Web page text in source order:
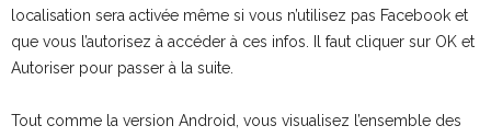
localisation sera activée même si vous n’utilisez pas Facebook et
que vous l’autorisez à accéder à ces infos. Il faut cliquer sur OK et
Autoriser pour passer à la suite.
Tout comme la version Android, vous visualisez l’ensemble des